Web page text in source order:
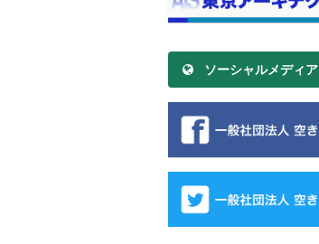
ソーシャルメディア